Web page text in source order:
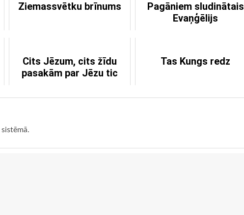
Ziemassvētku brīnums
Pagāniem sludinātais
Evaņģēlijs
Cits Jēzum, cits žīdu
pasakām par Jēzu tic
Tas Kungs redz
sistēmā.